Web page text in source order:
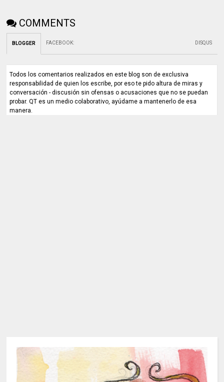
COMMENTS
BLOGGER FACEBOOK: DISQUS
Todos los comentarios realizados en este blog son de exclusiva
responsabilidad de quien los escribe, por eso te pido altura de miras y
conversación - discusión sin ofensas o acusaciones que no se puedan
probar. QT es un medio colaborativo, ayúdame a mantenerlo de esa
manera.